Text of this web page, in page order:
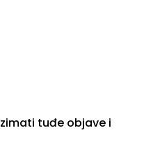
tuđe objave i